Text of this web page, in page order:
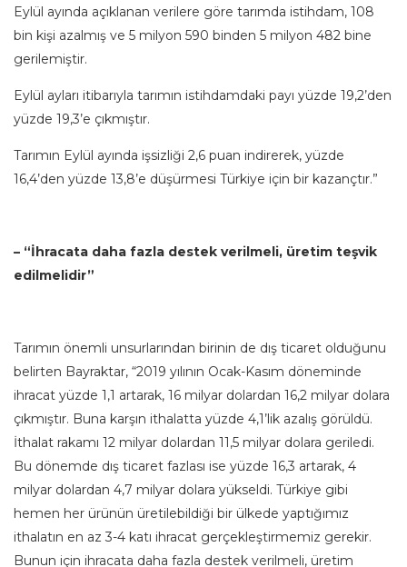
Eylül ayında açıklanan verilere göre tarımda istihdam, 108
bin kişi azalmış ve 5 milyon 590 binden 5 milyon 482 bine
gerilemiştir.
Eylül ayları itibarıyla tarımın istihdamdaki payı yüzde 19,2’den
yüzde 19,3’e çıkmıştır.
Tarımın Eylül ayında işsizliği 2,6 puan indirerek, yüzde
16,4’den yüzde 13,8’e düşürmesi Türkiye için bir kazançtır.”
– “İhracata daha fazla destek verilmeli, üretim teşvik
edilmelidir”
Tarımın önemli unsurlarından birinin de dış ticaret olduğunu
belirten Bayraktar, “2019 yılının Ocak-Kasım döneminde
ihracat yüzde 1,1 artarak, 16 milyar dolardan 16,2 milyar dolara
çıkmıştır. Buna karşın ithalatta yüzde 4,1’lik azalış görüldü.
İthalat rakamı 12 milyar dolardan 11,5 milyar dolara geriledi.
Bu dönemde dış ticaret fazlası ise yüzde 16,3 artarak, 4
milyar dolardan 4,7 milyar dolara yükseldi. Türkiye gibi
hemen her ürünün üretilebildiği bir ülkede yaptığımız
ithalatın en az 3-4 katı ihracat gerçekleştirmemiz gerekir.
Bunun için ihracata daha fazla destek verilmeli, üretim